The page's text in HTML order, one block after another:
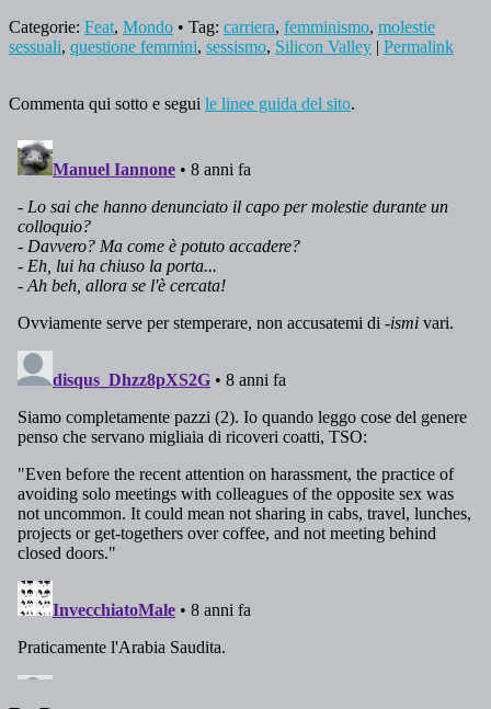
Categorie: Feat, Mondo • Tag: carriera, femminismo, molestie
sessuali, questione femmini, sessismo, Silicon Valley | Permalink
Commenta qui sotto e segui le linee guida del sito.